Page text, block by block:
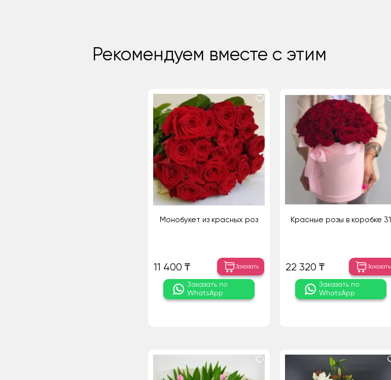
Рекомендуем вместе с этим
Монобукет из красных роз
11 400 ₸ Заказать
Заказать по
WhatsApp
Красные розы в коробке 31
22 320 ₸ Заказать
Заказать по
WhatsApp